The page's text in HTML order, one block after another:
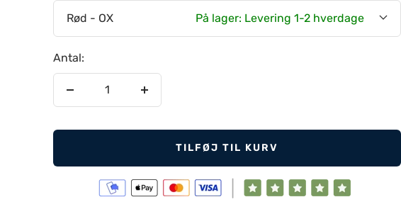
Rød - OX På lager: Levering 1-2 hverdage
Antal:
TILFØJ TIL KURV